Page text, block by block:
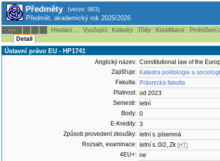
Předměty (verze: 983)
Předmět, akademický rok 2025/2026
--:-- Hledání ... Vyučující Katedry Třídy Klasifikace
Prohlížení
Detail
Ústavní právo EU - HP1741
Anglický název: Constitutional law of the
Zajišťuje: Katedra politologie a
Fakulta: Právnická fakulta
Platnost: od 2023
Semestr:
letní
Body: 0
E-Kredity: 3
Způsob provedení zkoušky:
letní s.:písemná
Rozsah, examinace:
letní s.:0/2, Zk [HT]
4EU+: ne